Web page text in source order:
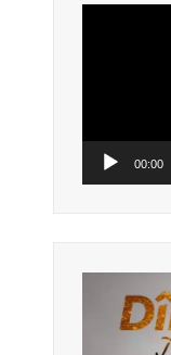
00:00